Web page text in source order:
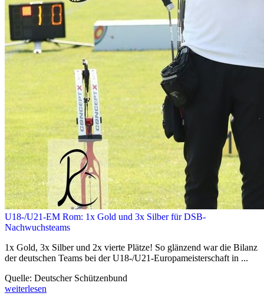
U18-/U21-EM Rom: 1x Gold und 3x Silber für DSB-
Nachwuchsteams
1x Gold, 3x Silber und 2x vierte Plätze! So glänzend war die Bilanz
der deutschen Teams bei der U18-/U21-Europameisterschaft in ...
Quelle: Deutscher Schützenbund
weiterlesen